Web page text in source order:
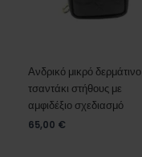
Ανδρικό μικρό δερμάτινο
τσαντάκι στήθους με
αμφιδέξιο σχεδιασμό
65,00 €